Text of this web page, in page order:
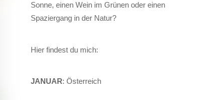
Sonne, einen Wein im Grünen oder einen
Spaziergang in der Natur?
Hier findest du mich:
JANUAR: Österreich